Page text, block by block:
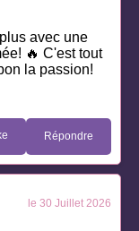
avec une
🔥 C'est tout
la passion!
Répondre
le 30 Juillet 2026